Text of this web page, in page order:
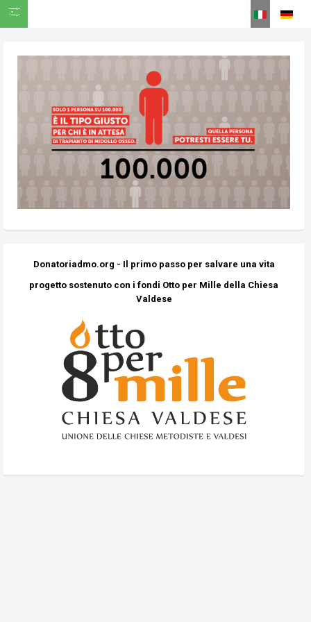
Seleziona la
Donatoriadmo.org - Il primo passo per salvare una vita
progetto sostenuto con i fondi Otto per Mille della Chiesa
Valdese